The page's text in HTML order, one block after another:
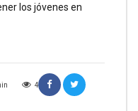
4
los jóvenes en